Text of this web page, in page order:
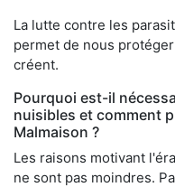
La lutte contre les
permet de nous
créent.
Pourquoi est-il
nuisibles et comment
Malmaison ?
Les raisons motivant
ne sont pas moindres.